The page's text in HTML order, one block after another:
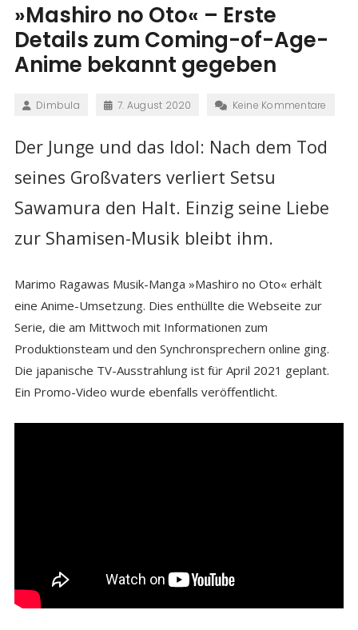
»Mashiro no Oto« – Erste
Details zum Coming-of-Age-
Anime bekannt gegeben
Dimbula 7. August 2020 Keine Kommentare
Der Junge und das Idol: Nach dem Tod
seines Großvaters verliert Setsu
Sawamura den Halt. Einzig seine Liebe
zur Shamisen-Musik bleibt ihm.
Marimo Ragawas Musik-Manga »Mashiro no Oto« erhält
eine Anime-Umsetzung. Dies enthüllte die Webseite zur
Serie, die am Mittwoch mit Informationen zum
Produktionsteam und den Synchronsprechern online ging.
Die japanische TV-Ausstrahlung ist für April 2021 geplant.
Ein Promo-Video wurde ebenfalls veröffentlicht.